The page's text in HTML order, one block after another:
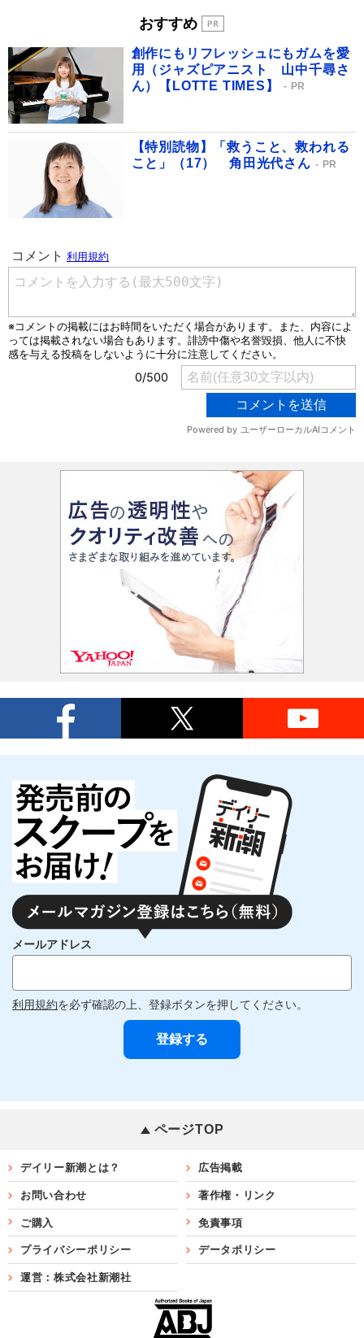
おすすめ
創作にもリフレッシュにもガムを愛
用（ジャズピアニスト 山中千尋さ
ん）【LOTTE TIMES】
PR
【特別読物】「救うこと、救われる
こと」（17） 角田光代さん
PR
メールアドレス
利用規約を必ず確認の上、登録ボタンを押してください。
ページTOP
デイリー新潮とは？ 広告掲載
お問い合わせ 著作権・リンク
ご購入 免責事項
プライバシーポリシー データポリシー
運営：株式会社新潮社